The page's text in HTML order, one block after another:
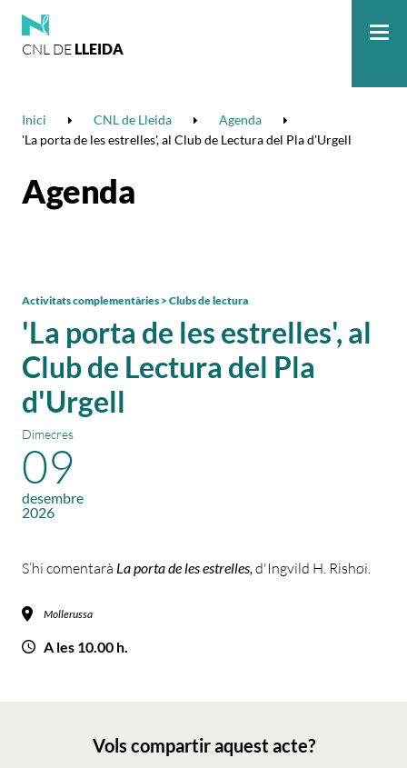
CNL DE LLEIDA
Inici CNL de Lleida
Agenda
'La porta de les estrelles', al Club de Lectura del Pla d'Urgell
Agenda
'La porta de les estrelles', al
Club de Lectura del Pla
d'Urgell
Activitats complementàries > Clubs de lectura
Dimecres
09
desembre
2026
S’hi comentarà La porta de les estrelles,d'Ingvild H. Rishøi.
Mollerussa
A les 10.00 h.
Vols compartir aquest acte?